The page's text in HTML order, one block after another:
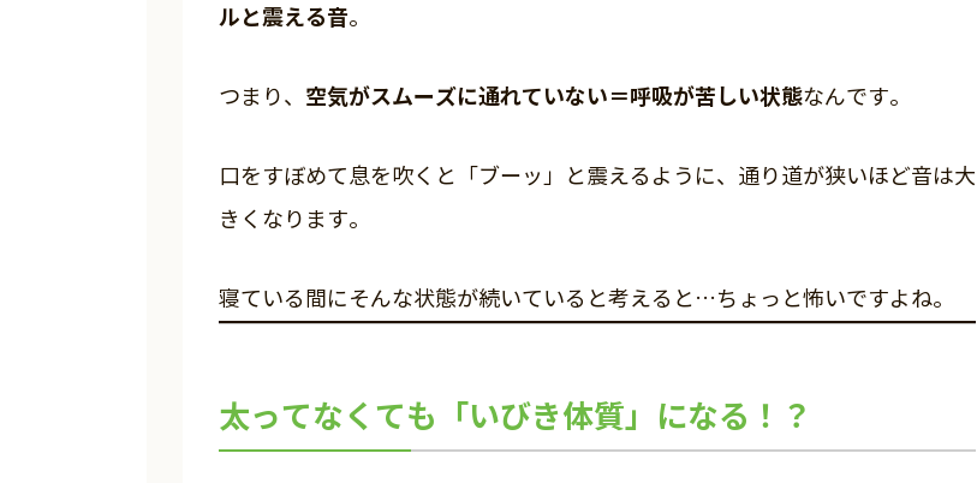
ルと震える音。
つまり、 空気がスムーズに通れていない＝呼吸が苦しい状態なんです。
口をすぼめて息を吹くと「ブーッ」と震えるように、通り道が狭いほど音は大
きくなります。
寝ている間にそんな状態が続いていると考えると…ちょっと怖いですよね。
太ってなくても「いびき体質」になる！？